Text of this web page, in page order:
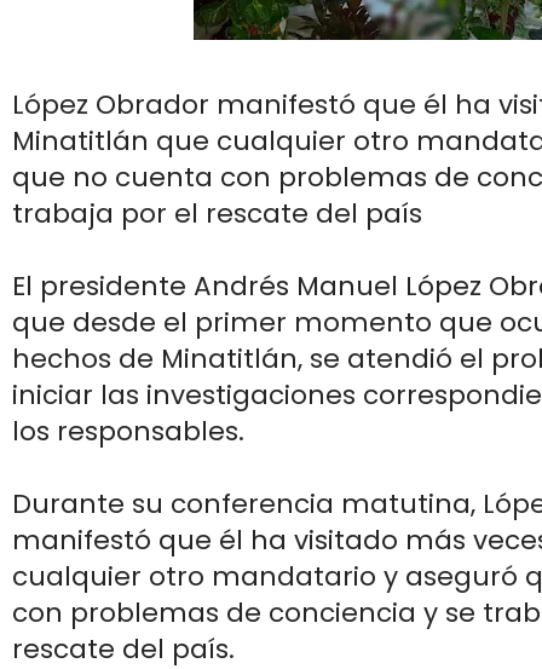
López Obrador manifestó que él ha
Minatitlán que cualquier otro
que no cuenta con problemas de
trabaja por el rescate del país
El presidente Andrés Manuel López
que desde el primer momento que
hechos de Minatitlán, se atendió el
iniciar las investigaciones
los responsables.
Durante su conferencia matutina,
manifestó que él ha visitado más
cualquier otro mandatario y aseguró
con problemas de conciencia y se
rescate del país.